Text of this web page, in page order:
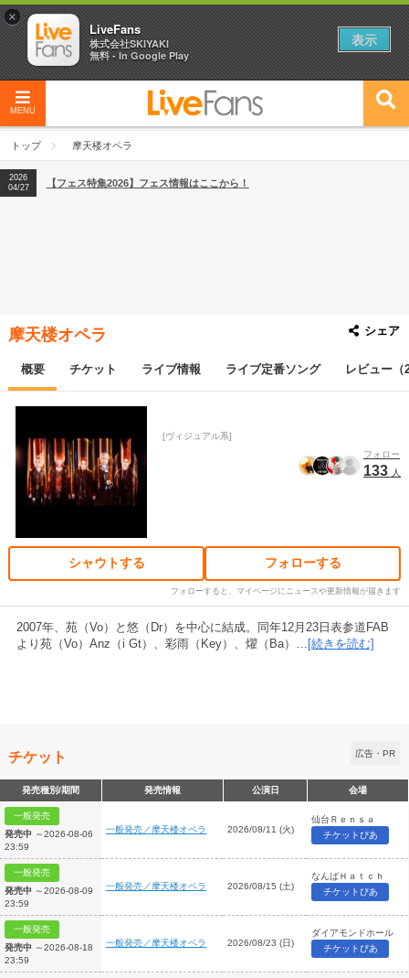
MENU
トップ 摩天楼オペラ
2026
04/27
2026
【ライブ動員ランキング】2026年上半期編発表！
2026
04/27
【フェス特集2026】フェス情報はここから！
摩天楼オペラ シェア
概要 チケット ライブ情報 ライブ定番ソング レビュー（
ヴィジュアル系
フォロー
133 人
シャウトする フォローする
フォローすると、マイページにニュースや更新情報が届きます
2007年、苑（Vo）と悠（Dr）を中心に結成。同年12月23日表参道FAB
より苑（Vo）Anz（i Gt）、彩雨（Key）、燿（Ba）… [続きを読む]
チケット 広告・PR
発売種別/期間 発売情報 公演日 会場
一般発売
発売中 ～2026-08-06
23:59
一般発売／摩天楼オペラ 2026/08/11 (火)
仙台Ｒｅｎｓａ
チケットぴあ
一般発売
発売中 ～2026-08-09
23:59
一般発売／摩天楼オペラ 2026/08/15 (土)
なんばＨａｔｃｈ
チケットぴあ
一般発売
発売中 ～2026-08-18
23:59
一般発売／摩天楼オペラ 2026/08/23 (日)
ダイアモンドホール
チケットぴあ
×
LiveFans
株式会社SKIYAKI
無料 - In Google Play
表示